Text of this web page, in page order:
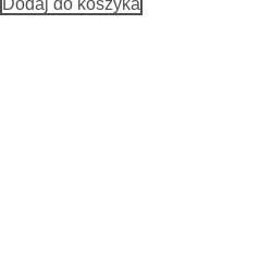
Dodaj do koszyka